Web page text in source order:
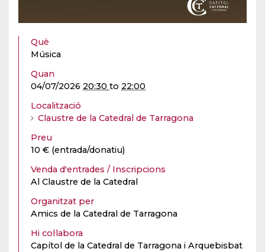
Què
Música
Quan
04/07/2026 20:30 to 22:00
Localització
Claustre de la Catedral de Tarragona
Preu
10 € (entrada/donatiu)
Venda d'entrades / Inscripcions
Al Claustre de la Catedral
Organitzat per
Amics de la Catedral de Tarragona
Hi col·labora
Capítol de la Catedral de Tarragona i Arquebisbat